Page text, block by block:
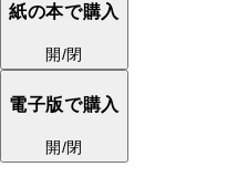
紙の本で購入
開/閉
電子版で購入
開/閉